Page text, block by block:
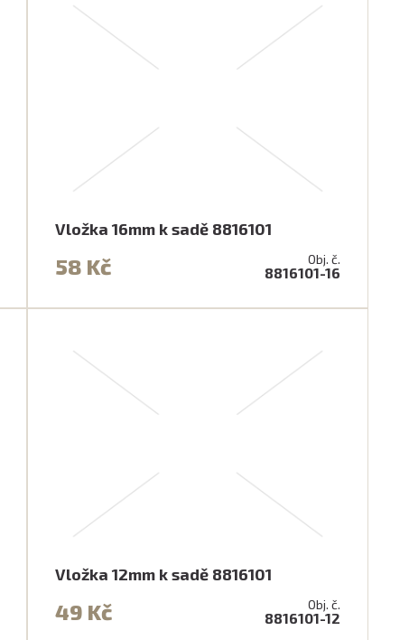
Vložka 16mm k sadě 8816101
58 Kč Obj. č.
8816101-16
Vložka 12mm k sadě 8816101
49 Kč Obj. č.
8816101-12